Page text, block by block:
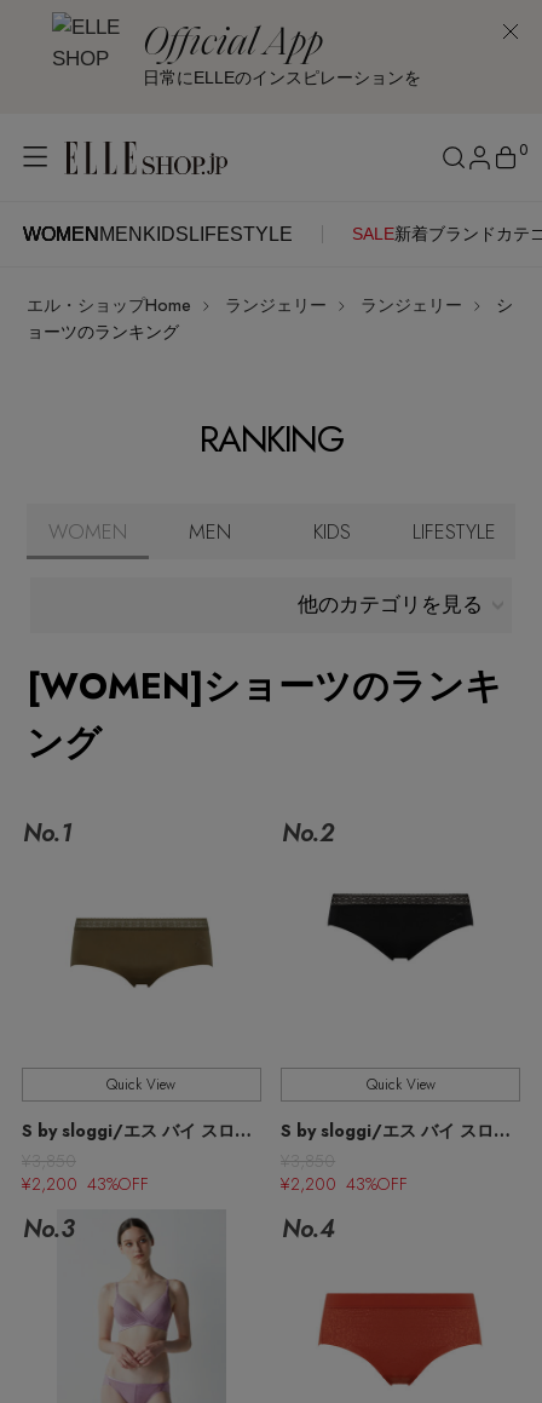
Official App
日常にELLEのインスピレーションを
WOMEN MEN KIDS LIFESTYLE SALE新着ブランド カテ
0
WOMENMENKIDSLIFESTYLE
ITEMS
ブランド
最旬！トレンドワード
【予約】新作ウェアをチェック
【日傘】完全遮光・軽量傘
【リネン】涼しい夏素材
【CFCL】注目のPOP-UP
【レース】上品な透け感
【雨の日】急な雨対策グッズ
アイテム一覧
SALE
ウェア
すべてのウェア
ブラウス・シャツ
カットソー・Tシャツ
ワンピース・チュニック
シューズ
すべてのシューズ
サンダル
パンプス
バッグ・財布
すべてのバッグ・財布
カゴバッグ
ファッション小物
すべてのファッション小物
アクセサリー
ログイン
いち早くお届けします。
ご登録はこちら
カスタマーサポート
お知らせ
よくあるご質問
エル・ショップHome ランジェリー ランジェリー
シ
ョーツのランキング
RANKING
WOMEN MEN KIDS LIFESTYLE
他のカテゴリを見る
[WOMEN]ショーツのランキ
ング
No.1
Quick View
S by sloggi/エス バイ スロギー
¥3,850
¥2,200 43%OFF
No.2
Quick View
S by sloggi/エス バイ スロギー
¥3,850
¥2,200 43%OFF
No.3 No.4